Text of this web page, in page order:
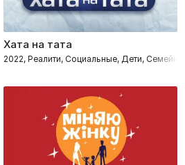
Хата на тата
2022, Реалити, Социальные, Дети, Семейные